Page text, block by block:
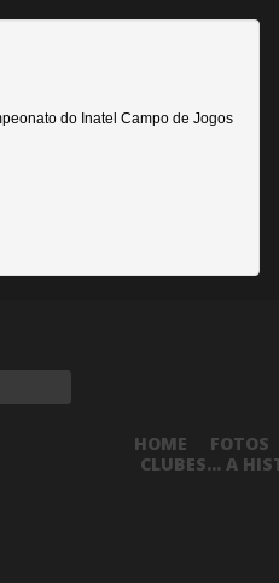
do Inatel Campo de Jogos
HOME FOTOS
CLUBES... A